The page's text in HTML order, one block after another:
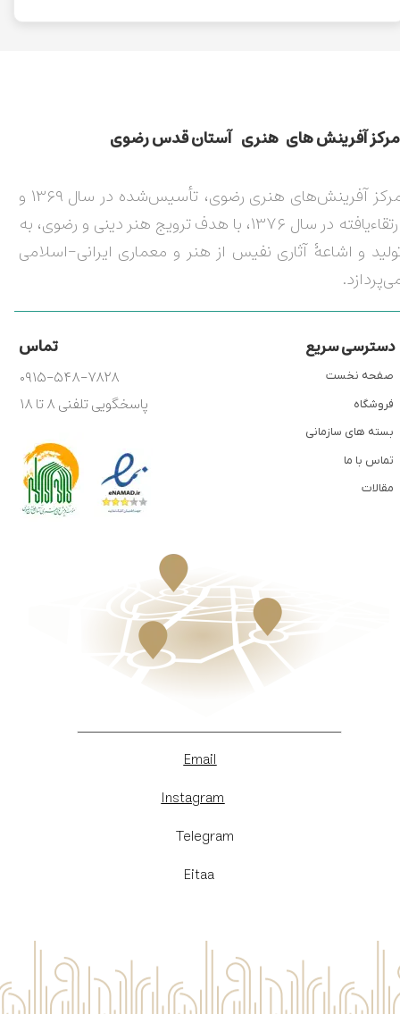
مركز آفرينش های هنری آستان قدس رضوی​​​​​​​​​​​​​​
مرکز آفرینش‌های هنری رضوی، تأسیس‌شده در سال ۱۳۶۹ و
ارتقاءیافته در سال ۱۳۷۶، با هدف ترویج هنر دینی و رضوی، به
و اشاعۀ آثاری نفیس از هنر و معماری ایرانی-اسلامی
دسترسی سریع تماس
۰۹۱۵-۵۴۸-۷۸۲۸
پاسخگویی تلفنی ۸ تا ۱۸
صفحه نخست
فروشگاه
بسته های سازمانی
تماس با ما
مقالات
Email
Instagram
​Telegram
Eitaa